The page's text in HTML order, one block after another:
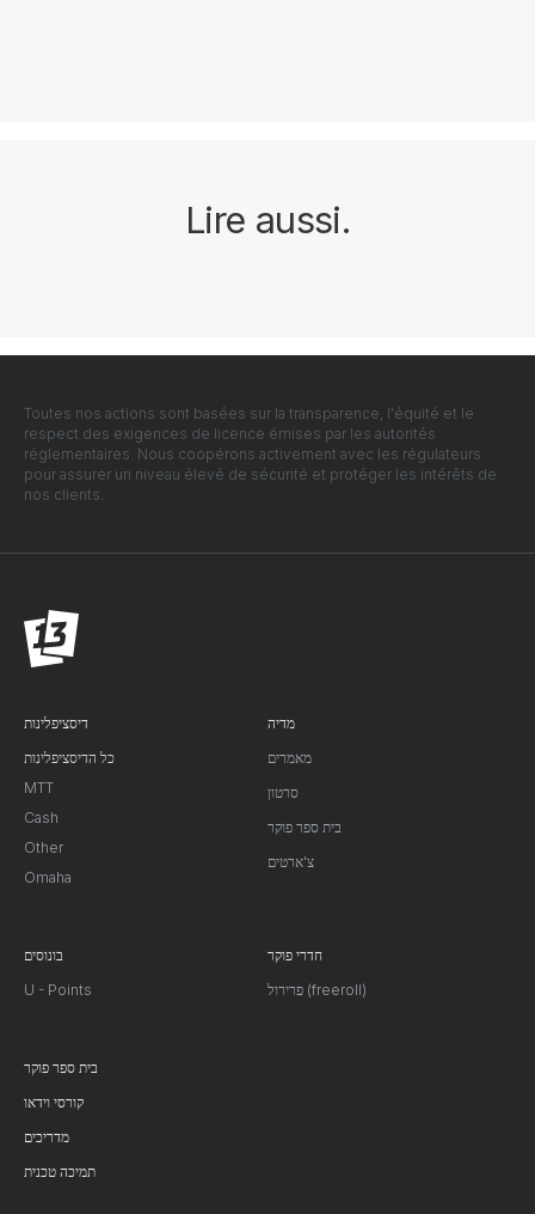
Lire aussi.
Toutes nos actions sont basées sur la transparence, l'équité et le
respect des exigences de licence émises par les autorités
réglementaires. Nous coopérons activement avec les régulateurs
pour assurer un niveau élevé de sécurité et protéger les intérêts de
nos clients.
דיסציפלינות
כל הדיסציפלינות
MTT
Cash
Other
Omaha
מדיה
מאמרים
סרטון
בית ספר פוקר
צ'ארטים
בונוסים
U - Points
חדרי פוקר
פרירול (freeroll)
בית ספר פוקר
קורסי וידאו
מדריכים
תמיכה טכנית